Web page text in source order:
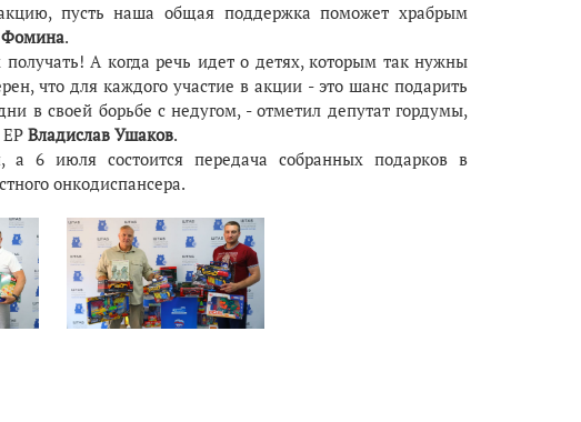
пусть наша общая поддержка поможет храбрым
.
А когда речь идет о детях, которым так нужны
что для каждого участие в акции - это шанс подарить
в своей борьбе с недугом, - отметил депутат гордумы,
ЕР Владислав Ушаков.
а 6 июля состоится передача собранных подарков в
онкодиспансера.